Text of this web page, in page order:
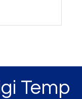
Temp